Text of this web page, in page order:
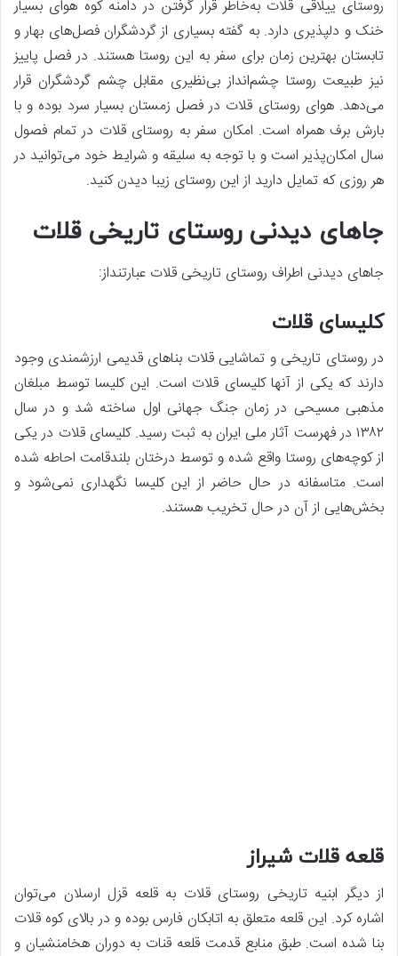
روستای ییلاقی قلات به‌خاطر قرار گرفتن در دامنه کوه هوای بسیار
خنک و دلپذیری دارد. به گفته بسیاری از گردشگران فصل‌های بهار و
تابستان بهترین زمان برای سفر به این روستا هستند. در فصل پاییز
نیز طبیعت روستا چشم‌انداز بی‌نظیری مقابل چشم گردشگران قرار
می‌دهد. هوای روستای قلات در فصل زمستان بسیار سرد بوده و با
بارش برف همراه است. امکان سفر به روستای قلات در تمام فصول
سال امکان‌پذیر است و با توجه به سلیقه و شرایط خود می‌توانید در
هر روزی که تمایل دارید از این روستای زیبا دیدن کنید.
جاهای دیدنی روستای تاریخی قلات
جاهای دیدنی اطراف روستای تاریخی قلات عبارتنداز:
کلیسای قلات
در روستای تاریخی و تماشایی قلات بناهای قدیمی ارزشمندی وجود
دارند که یکی از آنها کلیسای قلات است. این کلیسا توسط مبلغان
مذهبی مسیحی در زمان جنگ جهانی اول ساخته شد و در سال
۱۳۸۲ در فهرست آثار ملی ایران به ثبت رسید. کلیسای قلات در یکی
از کوچه‌های روستا واقع شده و توسط درختان بلندقامت احاطه شده
است. متاسفانه در حال حاضر از این کلیسا نگهداری نمی‌شود و
بخش‌هایی از آن در حال تخریب هستند.
قلعه قلات شیراز
از دیگر ابنیه تاریخی روستای قلات به قلعه قزل ارسلان می‌توان
اشاره کرد. این قلعه متعلق به اتابکان فارس بوده و در بالای کوه قلات
بنا شده است. طبق منابع قدمت قلعه قنات به دوران هخامنشیان و